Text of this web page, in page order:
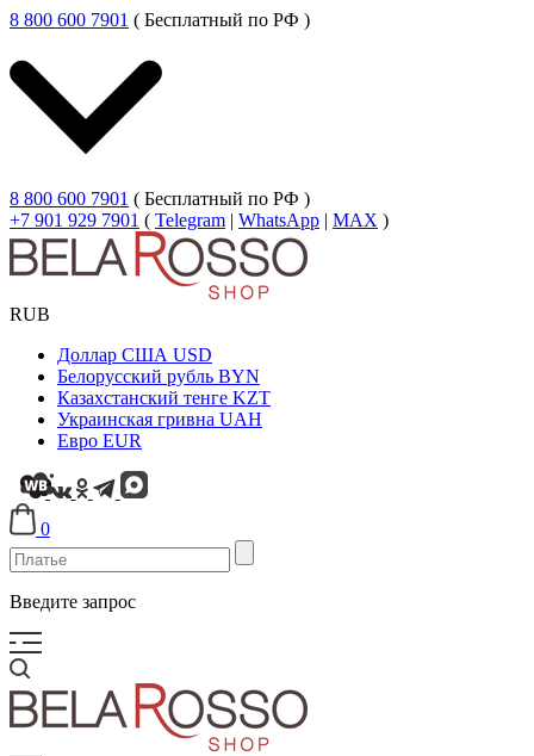
8 800 600 7901 ( Бесплатный по РФ )
8 800 600 7901 ( Бесплатный по РФ )
+7 901 929 7901 ( Telegram | WhatsApp | MAX )
RUB
Доллар США USD
Белорусский рубль BYN
Казахстанский тенге KZT
Украинская гривна UAH
Евро EUR
0
Введите запрос